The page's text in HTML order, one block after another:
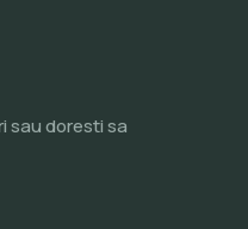
sau doresti sa